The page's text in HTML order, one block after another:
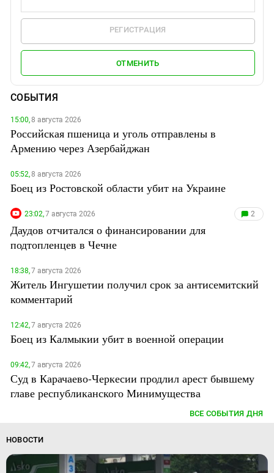
РЕГИСТРАЦИЯ
ОТМЕНИТЬ
СОБЫТИЯ
15:00,8 августа 2026
Российская пшеница и уголь отправлены в
Армению через Азербайджан
05:52,8 августа 2026
Боец из Ростовской области убит на Украине
23:02,7 августа 2026 2
Даудов отчитался о финансировании для
подтопленцев в Чечне
18:38,7 августа 2026
Житель Ингушетии получил срок за антисемитский
комментарий
12:42,7 августа 2026
Боец из Калмыкии убит в военной операции
09:42,7 августа 2026
Суд в Карачаево-Черкесии продлил арест бывшему
главе республиканского Минимущества
ВСЕ СОБЫТИЯ ДНЯ
НОВОСТИ